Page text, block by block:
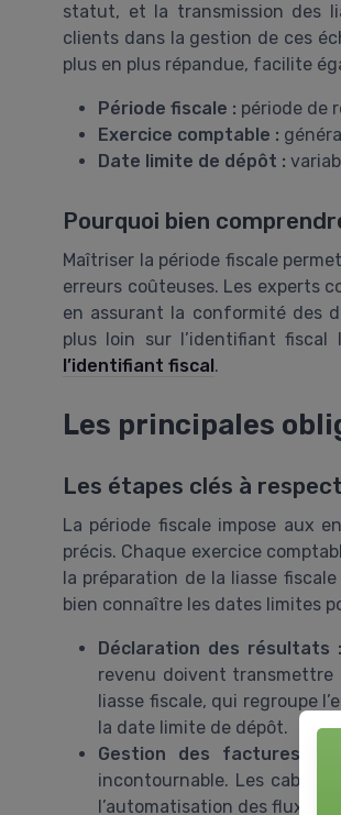
statut, et la transmission des
clients dans la gestion de ces
plus en plus répandue, facilite
Période fiscale : période de
Exercice comptable :
Date limite de dépôt :
Pourquoi bien
Maîtriser la période fiscale
erreurs coûteuses. Les experts
en assurant la conformité des
plus loin sur l’identifiant
l’identifiant fiscal.
Les principales
Les étapes clés à
La période fiscale impose aux
précis. Chaque exercice
la préparation de la liasse
bien connaître les dates limites
Déclaration des résultats :
revenu doivent transmettre
liasse fiscale, qui regroupe
la date limite de dépôt.
Gestion des factures
incontournable. Les
l’automatisation des flux